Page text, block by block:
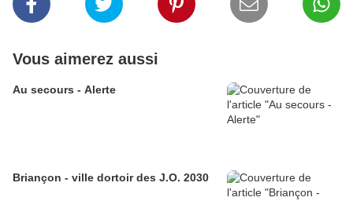
Vous aimerez aussi
Au secours - Alerte
Briançon - ville dortoir des J.O. 2030